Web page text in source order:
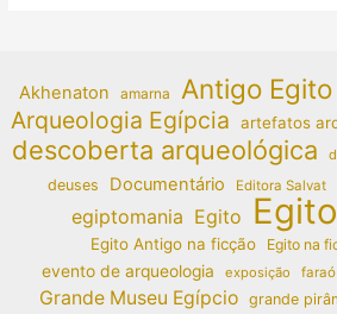
Akhenaton amarna Antigo Egito
Arqueologia Egípcia artefatos
descoberta arqueológica
deuses Documentário Editora Salvat
egiptomania Egito
Egito Antigo na ficção Egito na
evento de arqueologia exposição faraó
Grande Museu Egípcio grande